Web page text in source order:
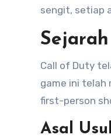
sengit, setiap
Call of Duty
game ini telah
first-person
Asal